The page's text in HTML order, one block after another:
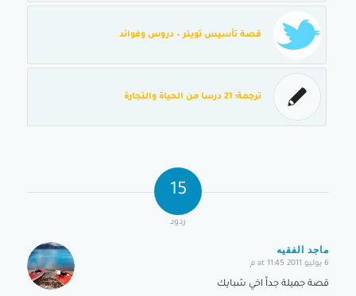
قصة تأسيس تويتر – دروس وفوائد
ترجمة: 21 درسا من الحياة والتجارة
15
ردود
ماجد الفقيه
says:
6 يوليو 2011 at 11:45 م
قصة جميلة جداً اخي شبايك